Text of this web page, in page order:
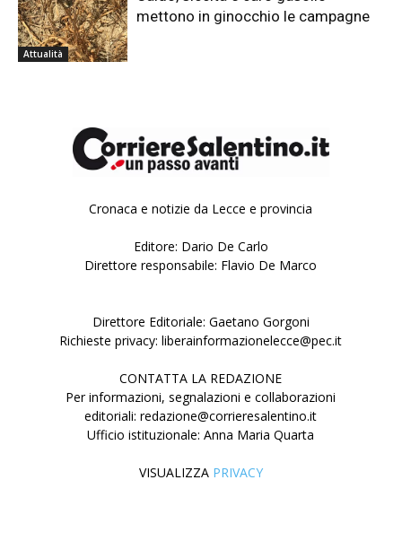
Attualità
mettono in ginocchio le campagne
Cronaca e notizie da Lecce e provincia
Editore: Dario De Carlo
Direttore responsabile: Flavio De Marco
Direttore Editoriale: Gaetano Gorgoni
Richieste privacy: liberainformazionelecce@pec.it
CONTATTA LA REDAZIONE
Per informazioni, segnalazioni e collaborazioni
editoriali: redazione@corrieresalentino.it
Ufficio istituzionale: Anna Maria Quarta
VISUALIZZA PRIVACY